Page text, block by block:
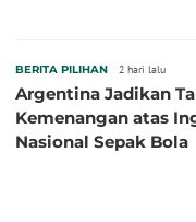
BERITA PILIHAN 2 hari lalu
Argentina Jadikan
Kemenangan atas
Nasional Sepak Bola